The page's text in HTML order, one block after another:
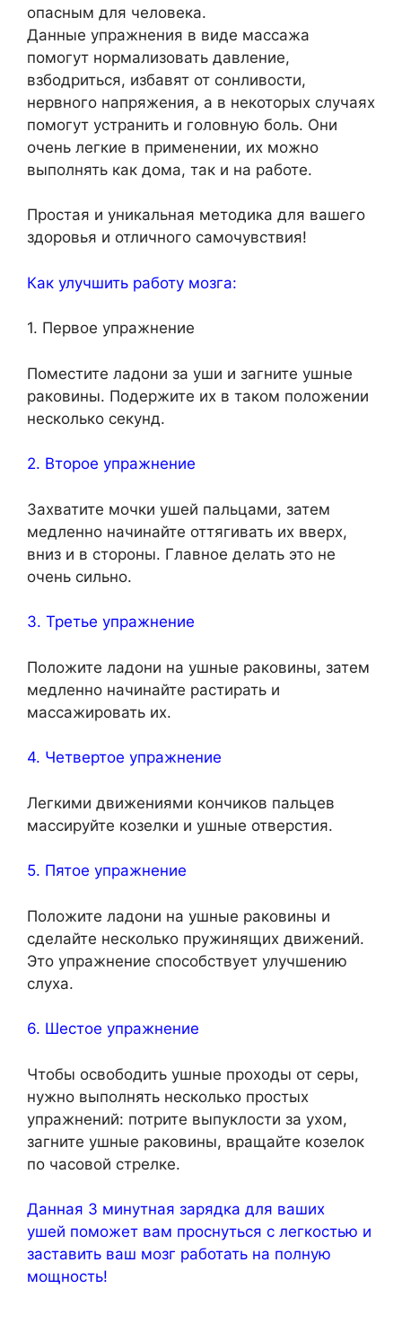
опасным для человека.
Данные упражнения в виде массажа
помогут нормализовать давление,
взбодриться, избавят от сонливости,
нервного напряжения, а в некоторых случаях
помогут устранить и головную боль. Они
очень легкие в применении, их можно
выполнять как дома, так и на работе.
Простая и уникальная методика для вашего
здоровья и отличного самочувствия!
Как улучшить работу мозга:
1. Первое упражнение
Поместите ладони за уши и загните ушные
раковины. Подержите их в таком положении
несколько секунд.
2. Второе упражнение
Захватите мочки ушей пальцами, затем
медленно начинайте оттягивать их вверх,
вниз и в стороны. Главное делать это не
очень сильно.
3. Третье упражнение
Положите ладони на ушные раковины, затем
медленно начинайте растирать и
массажировать их.
4. Четвертое упражнение
Легкими движениями кончиков пальцев
массируйте козелки и ушные отверстия.
5. Пятое упражнение
Положите ладони на ушные раковины и
сделайте несколько пружинящих движений.
Это упражнение способствует улучшению
слуха.
6. Шестое упражнение
Чтобы освободить ушные проходы от серы,
нужно выполнять несколько простых
упражнений: потрите выпуклости за ухом,
загните ушные раковины, вращайте козелок
по часовой стрелке.
Данная 3 минутная зарядка для ваших
ушей поможет вам проснуться с легкостью и
заставить ваш мозг работать на полную
мощность!